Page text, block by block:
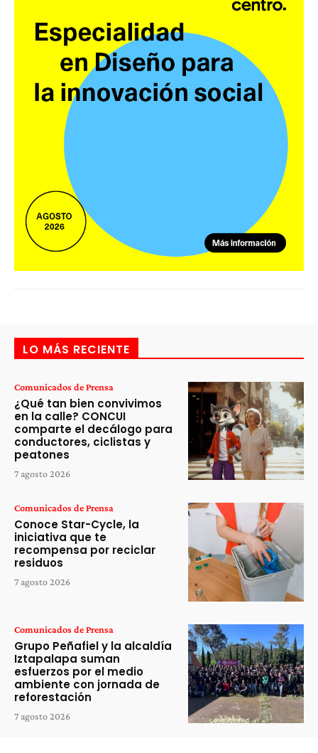
LO MÁS RECIENTE
Comunicados de Prensa
¿Qué tan bien convivimos
en la calle? CONCUI
comparte el decálogo para
conductores, ciclistas y
peatones
7 agosto 2026
Comunicados de Prensa
Conoce Star-Cycle, la
iniciativa que te
recompensa por reciclar
residuos
7 agosto 2026
Comunicados de Prensa
Grupo Peñafiel y la alcaldía
Iztapalapa suman
esfuerzos por el medio
ambiente con jornada de
reforestación
7 agosto 2026